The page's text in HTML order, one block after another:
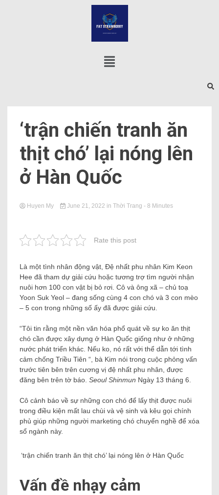
‘trận chiến tranh ăn
thịt chó’ lại nóng lên
ở Hàn Quốc
Huyen My June 21, 2022 in Thời Trang - 8 Minutes
Rate this post
Là một tình nhân động vật, Đệ nhất phu nhân Kim Keon
Hee đã tham dự giải cứu hoặc tương trợ tìm người nhận
nuôi hơn 100 con vật bị bỏ rơi. Cô và ông xã – chủ toạ
Yoon Suk Yeol – đang sống cùng 4 con chó và 3 con mèo
– 5 con trong những số ấy đã được giải cứu.
“Tôi tin rằng một nền văn hóa phổ quát về sự ko ăn thịt
chó cần được xây dựng ở Hàn Quốc giống như ở những
nước phát triển khác. Nếu ko, nó rất với thể dẫn tới tình
cảm chống Triều Tiên “, bà Kim nói trong cuộc phỏng vấn
trước tiên bên trên cương vị đệ nhất phu nhân, được
đăng bên trên tờ báo. Seoul Shinmun Ngày 13 tháng 6.
Cô cảnh báo về sự những con chó để lấy thịt được nuôi
trong điều kiện mất lau chùi và vệ sinh và kêu gọi chính
phủ giúp những người marketing chó chuyển nghề để xóa
sổ ngành này.
‘trận chiến tranh ăn thịt chó’ lại nóng lên ở Hàn Quốc
Vấn đề nhạy cảm